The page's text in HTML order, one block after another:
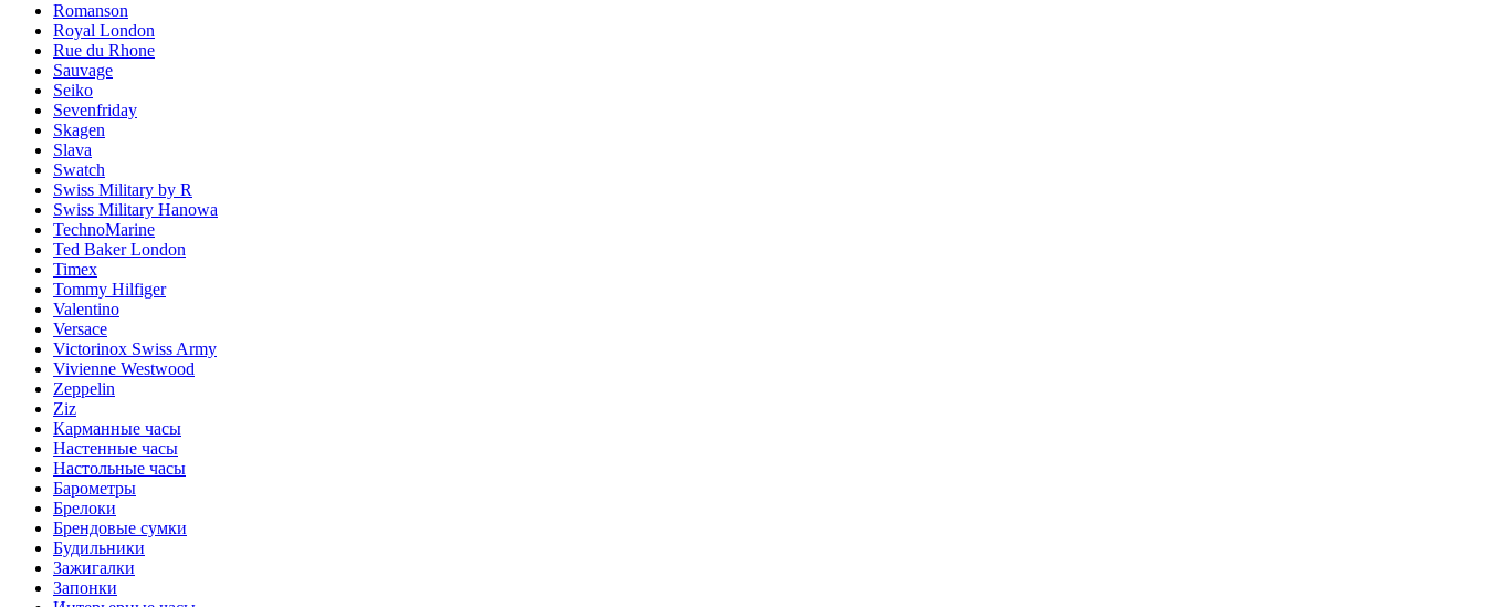
Romanson
Royal London
Rue du Rhone
Sauvage
Seiko
Sevenfriday
Skagen
Slava
Swatch
Swiss Military by R
Swiss Military Hanowa
TechnoMarine
Ted Baker London
Timex
Tommy Hilfiger
Valentino
Versace
Victorinox Swiss Army
Vivienne Westwood
Zeppelin
Ziz
Карманные часы
Настенные часы
Настольные часы
Барометры
Брелоки
Брендовые сумки
Будильники
Зажигалки
Запонки